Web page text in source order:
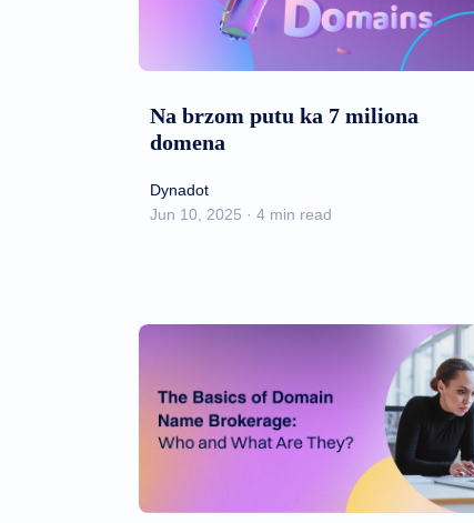
Na brzom putu ka 7 miliona
domena
Dynadot
Jun 10, 2025 · 4 min read